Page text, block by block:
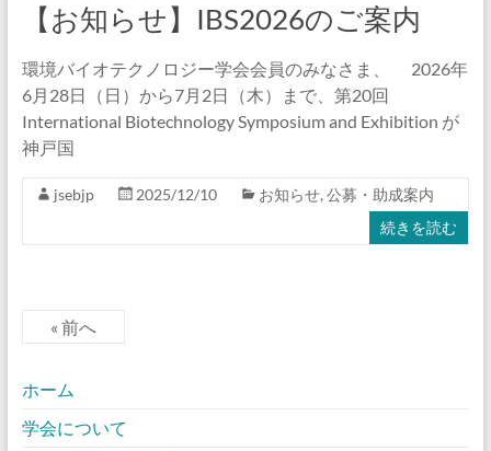
【お知らせ】IBS2026のご案内
環境バイオテクノロジー学会会員のみなさま、 2026年
6月28日（日）から7月2日（木）まで、第20回
International Biotechnology Symposium and Exhibition が
神戸国
jsebjp 2025/12/10 お知らせ, 公募・助成案内
続きを読む
« 前へ
ホーム
学会について